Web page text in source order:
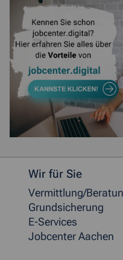
Weitere
Wir für Sie
Vermittlung/
Grundsicherung
E-Services
Jobcenter Aachen